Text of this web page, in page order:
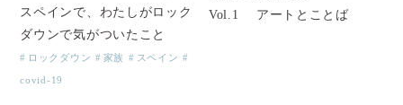
スペインで、わたしがロック
ダウンで気がついたこと
ロックダウン 家族 スペイン
covid-19
Vol.1 アートとことば